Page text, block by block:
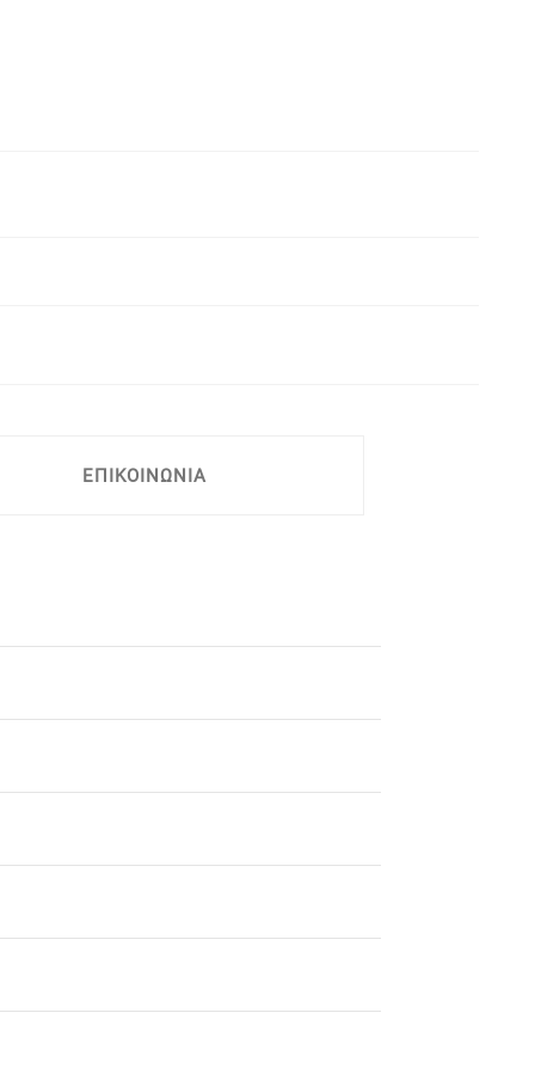
ΕΠΙΚΟΙΝΩΝΙΑ